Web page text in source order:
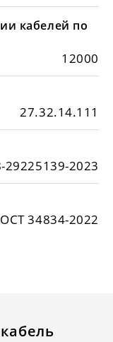
кабелей по
12000
27.32.14.111
29225139-2023
34834-2022